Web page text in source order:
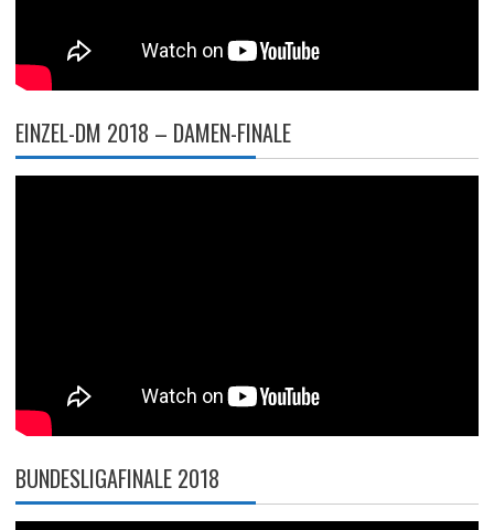
EINZEL-DM 2018 – DAMEN-FINALE
BUNDESLIGAFINALE 2018